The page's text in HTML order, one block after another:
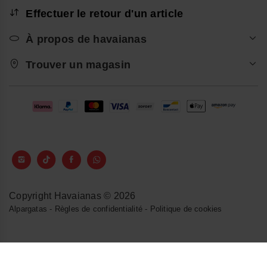
Effectuer le retour d'un article
À propos de havaianas
Trouver un magasin
Copyright Havaianas © 2026
Alpargatas - Règles de confidentialité- Politique de cookies